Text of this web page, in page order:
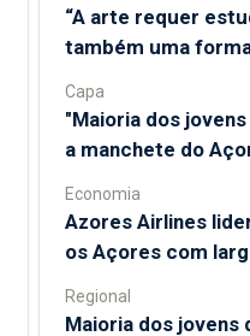
“A arte requer
também uma
Capa
"Maioria dos
a manchete do
Economia
Azores Airlines
os Açores com
Regional
Maioria dos jovens